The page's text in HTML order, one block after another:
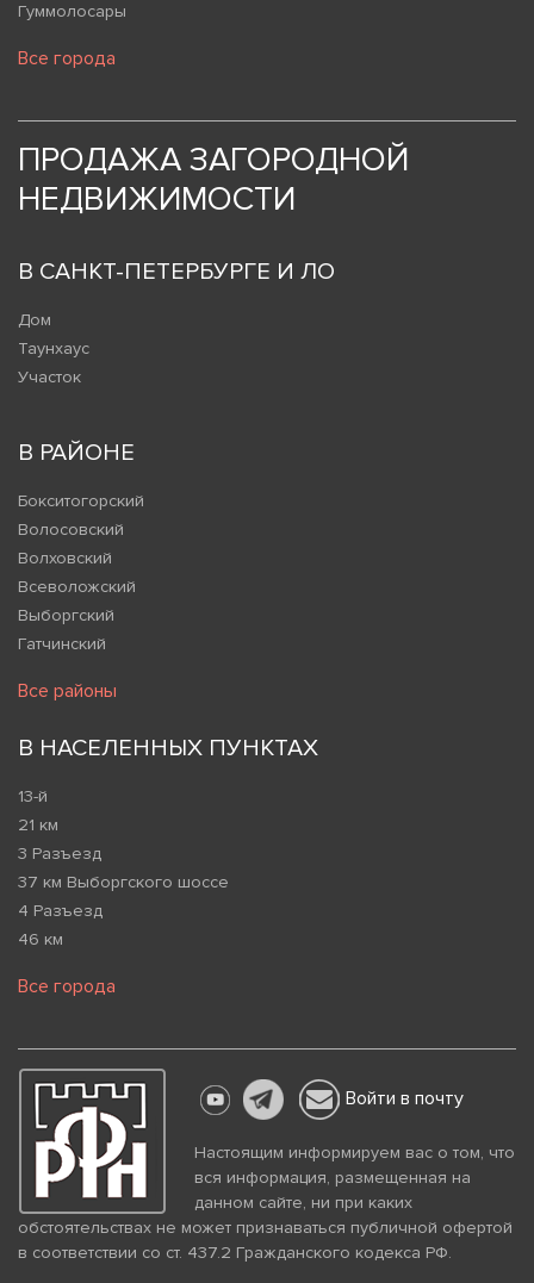
Гуммолосары
Все города
ПРОДАЖА ЗАГОРОДНОЙ
НЕДВИЖИМОСТИ
В САНКТ-ПЕТЕРБУРГЕ И ЛО
Дом
Таунхаус
Участок
В РАЙОНЕ
Бокситогорский
Волосовский
Волховский
Всеволожский
Выборгский
Гатчинский
Все районы
В НАСЕЛЕННЫХ ПУНКТАХ
13-й
21 км
3 Разъезд
37 км Выборгского шоссе
4 Разъезд
46 км
Все города
Войти в почту
Настоящим информируем вас о том, что
вся информация, размещенная на
данном сайте, ни при каких
обстоятельствах не может признаваться публичной офертой
в соответствии со ст. 437.2 Гражданского кодекса РФ.